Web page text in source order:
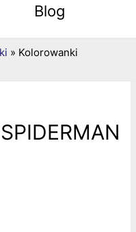
Blog
» Kolorowanki